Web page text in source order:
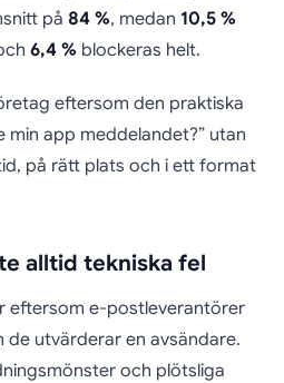
på 84 %, medan 10,5 %
6,4 % blockeras helt.
eftersom den praktiska
min app meddelandet?” utan
på rätt plats och i ett format
alltid tekniska fel
eftersom e-postleverantörer
de utvärderar en avsändare.
och plötsliga